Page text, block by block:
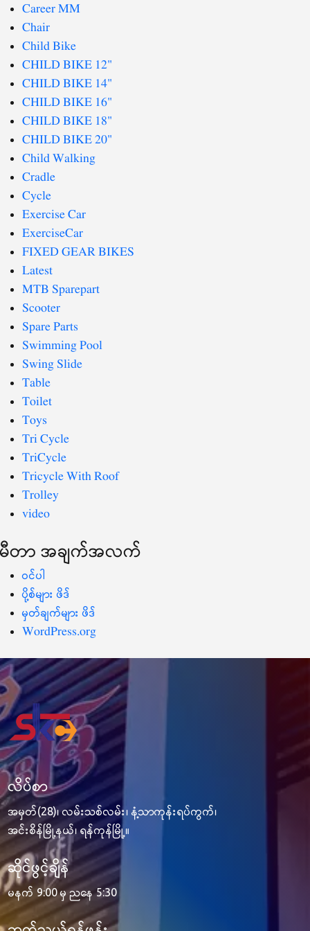
Career MM
Chair
Child Bike
CHILD BIKE 12"
CHILD BIKE 14"
CHILD BIKE 16"
CHILD BIKE 18"
CHILD BIKE 20"
Child Walking
Cradle
Cycle
Exercise Car
ExerciseCar
FIXED GEAR BIKES
Latest
MTB Sparepart
Scooter
Spare Parts
Swimming Pool
Swing Slide
Table
Toilet
Toys
Tri Cycle
TriCycle
Tricycle With Roof
Trolley
video
မီတာ အချက်အလက်
ဝင်ပါ
ပို့စ်များ ဖိဒ်
မှတ်ချက်များ ဖိဒ်
WordPress.org
လိပ်စာ
အမှတ်(28)၊ လမ်းသစ်လမ်း၊ နံ့သာကုန်းရပ်ကွက်၊
အင်းစိန်မြို့နယ်၊ ရန်ကုန်မြို့။
ဆိုင်ဖွင့်ချိန်
မနက် 9:00 မှ ညနေ 5:30